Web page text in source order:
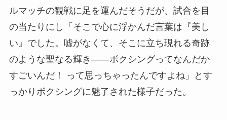
ルマッチの観戦に足を運んだそうだが、試合を目
の当たりにし「そこで心に浮かんだ言葉は『美し
い』でした。嘘がなくて、そこに立ち現れる奇跡
のような聖なる輝き――ボクシングってなんだか
すごいんだ！ って思っちゃったんですよね」とす
っかりボクシングに魅了された様子だった。